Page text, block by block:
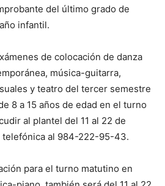
del último grado de
infantil.
de colocación de danza
música-guitarra,
y teatro del tercer semestre
8 a 15 años de edad en el turno
al plantel del 11 al 22 de
telefónica al 984-222-95-43.
para el turno matutino en